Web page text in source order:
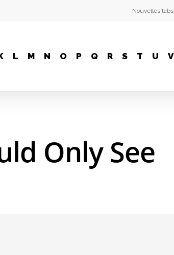
Nouvelles tabs
L M N O P Q R S T U V
Only See